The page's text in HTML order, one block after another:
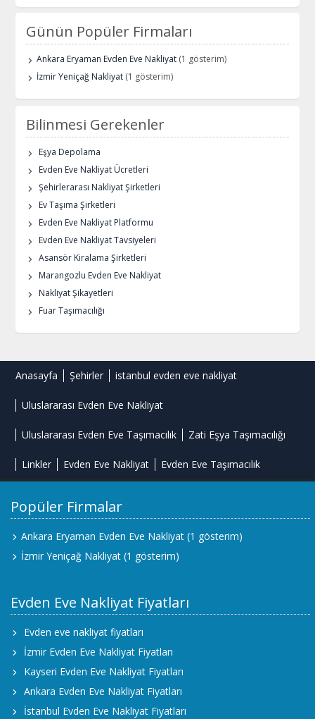
Günün Popüler Firmaları
Ankara Eryaman Evden Eve Nakliyat (1 gösterim)
İzmir Yeniçağ Nakliyat (1 gösterim)
Bilinmesi Gerekenler
Eşya Depolama
Evden Eve Nakliyat Ücretleri
Şehirlerarası Nakliyat Şirketleri
Ev Taşıma Şirketleri
Evden Eve Nakliyat Platformu
Evden Eve Nakliyat Tavsiyeleri
Asansör Kiralama Şirketleri
Marangozlu Evden Eve Nakliyat
Nakliyat Şikayetleri
Fuar Taşımacılığı
Anasayfa Şehirler istanbul evden eve nakliyat
Uluslararası Evden Eve Nakliyat
Uluslararası Evden Eve Taşımacılık Zati Eşya Taşımacılığı
Linkler Evden Eve Nakliyat Evden Eve Taşımacılık
Popüler Firmalar
Ankara Eryaman Evden Eve Nakliyat (1 gösterim)
İzmir Yeniçağ Nakliyat (1 gösterim)
Evden Eve Nakliyat Fiyatları
Evden eve nakliyat fiyatları
İzmir Evden Eve Nakliyat Fiyatları
Kayseri Evden Eve Nakliyat Fiyatları
Ankara Evden Eve Nakliyat Fiyatları
İstanbul Evden Eve Nakliyat Fiyatları